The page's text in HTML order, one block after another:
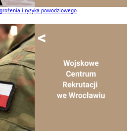
i ryzyka powodziowego